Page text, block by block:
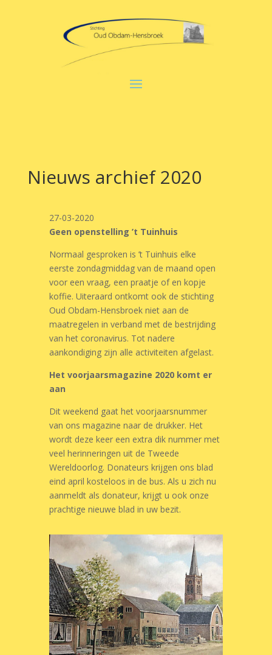
Nieuws archief 2020
27-03-2020
Geen openstelling ’t Tuinhuis
Normaal gesproken is ’t Tuinhuis elke
eerste zondagmiddag van de maand open
voor een vraag, een praatje of en kopje
koffie. Uiteraard ontkomt ook de stichting
Oud Obdam-Hensbroek niet aan de
maatregelen in verband met de bestrijding
van het coronavirus. Tot nadere
aankondiging zijn alle activiteiten afgelast.
Het voorjaarsmagazine 2020 komt er
aan
Dit weekend gaat het voorjaarsnummer
van ons magazine naar de drukker. Het
wordt deze keer een extra dik nummer met
veel herinneringen uit de Tweede
Wereldoorlog. Donateurs krijgen ons blad
eind april kosteloos in de bus. Als u zich nu
aanmeldt als donateur, krijgt u ook onze
prachtige nieuwe blad in uw bezit.